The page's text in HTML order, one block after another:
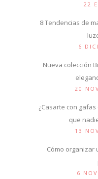
22
8 Tendencias de
6
Nueva colección
20
¿Casarte con
que
13
Cómo organizar
6